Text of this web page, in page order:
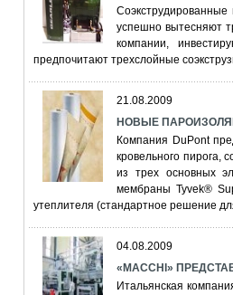
успешно вытесняют
компании,
предпочитают трехслойные
21.08.2009
НОВЫЕ
Компания DuPont
кровельного пирога,
из трех основных
мембраны Tyvek®
утеплителя (стандартное решение
04.08.2009
«MACCHI»
Итальян­ская